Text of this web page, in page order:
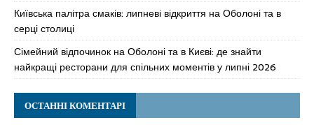
Київська палітра смаків: липневі відкриття на Оболоні та в
серці столиці
Сімейний відпочинок на Оболоні та в Києві: де знайти
найкращі ресторани для спільних моментів у липні 2026
ОСТАННІ КОМЕНТАРІ